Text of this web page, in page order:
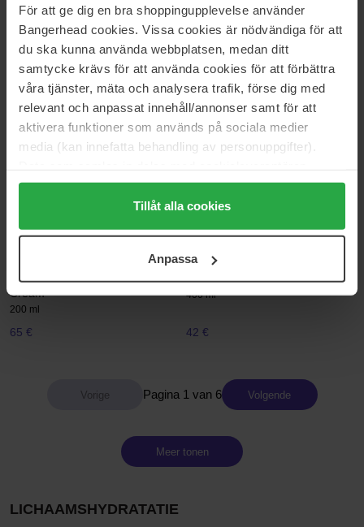
För att ge dig en bra shoppingupplevelse använder
Bangerhead cookies. Vissa cookies är nödvändiga för att
du ska kunna använda webbplatsen, medan ditt
samtycke krävs för att använda cookies för att förbättra
våra tjänster, mäta och analysera trafik, förse dig med
relevant och anpassat innehåll/annonser samt för att
aktivera funktioner som används på sociala medier
media (kan innefatta behandling av personuppgifter).
Genom att trycka på "Tillåt alla cookies" accepterar du
alla cookies, medan du under "Detaljer" kan anpassa
användningen av cookies. Du kan när som helst återkalla
samt vår Integritetspolicy.
Tillåt alla cookies
Anpassa
Fugazzi
Angel Dust
Body Lotion250 ml
42 € Niet op voorraad
Bodyologist
Night Glove Regenerating
Body Cream250 ml
49 €
Nuxe Maria Åkerberg
29 €
Body Firming Extra-Firming
Cream
200 ml
65 €
Nuxe
Comforting
400 ml
42 €
Pagina 1 van 6 Volgende
Meer tonen
LICHAAMSHYDRATATIE